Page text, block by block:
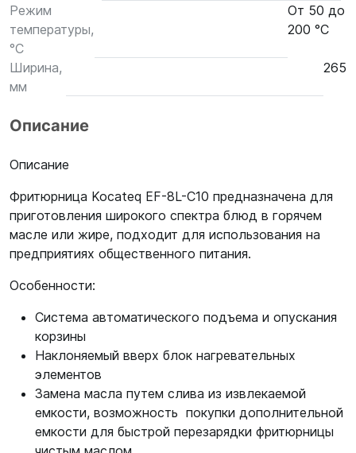
Режим
температуры,
°С
От 50 до
200 °С
Ширина,
мм
265
Описание
Описание
Фритюрница Kocateq EF-8L-C10 предназначена для
приготовления широкого спектра блюд в горячем
масле или жире, подходит для использования на
предприятиях общественного питания.
Особенности:
Система автоматического подъема и опускания
корзины
Наклоняемый вверх блок нагревательных
элементов
Замена масла путем слива из извлекаемой
емкости, возможность ­ покупки дополнительной
емкости для быстрой перезарядки фритюрницы